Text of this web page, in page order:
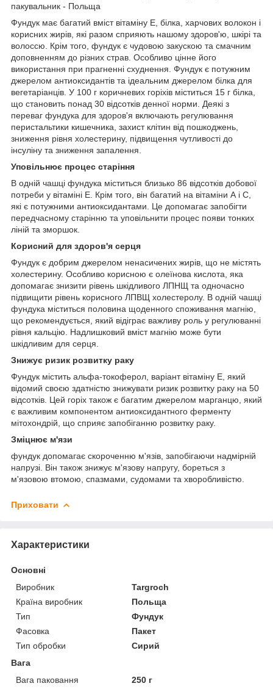
пакувальник - Польща
Фундук має багатий вміст вітаміну Е, білка, харчових волокон і
корисних жирів, які разом сприяють нашому здоров'ю, шкірі та
волоссю. Крім того, фундук є чудовою закускою та смачним
доповненням до різних страв. Особливо цінне його
використання при прагненні схуднення. Фундук є потужним
джерелом антиоксидантів та ідеальним джерелом білка для
вегетаріанців. У 100 г коричневих горіхів міститься 15 г білка,
що становить понад 30 відсотків денної норми. Деякі з
переваг фундука для здоров'я включають регулювання
перистальтики кишечника, захист клітин від пошкоджень,
зниження рівня холестерину, підвищення чутливості до
інсуліну та зниження запалення.
Уповільнює процес старіння
В одній чашці фундука міститься близько 86 відсотків добової
потреби у вітаміні Е. Крім того, він багатий на вітаміни А і С,
які є потужними антиоксидантами. Це допомагає запобігти
передчасному старінню та уповільнити процес появи тонких
ліній та зморшок.
Корисний для здоров'я серця
Фундук є добрим джерелом ненасичених жирів, що не містять
холестерину. Особливо корисною є олеїнова кислота, яка
допомагає знизити рівень шкідливого ЛПНЩ та одночасно
підвищити рівень корисного ЛПВЩ холестеролу. В одній чашці
фундука міститься половина щоденного споживання магнію,
що рекомендується, який відіграє важливу роль у регулюванні
рівня кальцію. Надлишковий вміст магнію може бути
шкідливим для серця.
Знижує ризик розвитку раку
Фундук містить альфа-токоферол, варіант вітаміну Е, який
відомий своєю здатністю знижувати ризик розвитку раку на 50
відсотків. Цей горіх також є багатим джерелом марганцю, який
є важливим компонентом антиоксидантного ферменту
мітохондрій, що сприяє запобіганню розвитку раку.
Зміцнює м'язи
фундук допомагає скороченню м'язів, запобігаючи надмірній
напрузі. Він також знижує м'язову напругу, бореться з
м'язовою втомою, спазмами, судомами та хворобливістю.
Приховати
Характеристики
Основні
Виробник
Targroch
Країна виробник
Польща
Тип
Фундук
Фасовка
Пакет
Тип обробки
Сирий
Вага
Вага паковання
250 г